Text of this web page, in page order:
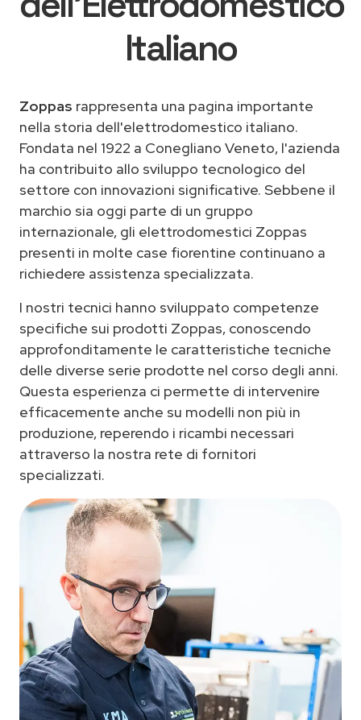
Italiano
Zoppas rappresenta una pagina importante
nella storia dell'elettrodomestico italiano.
Fondata nel 1922 a Conegliano Veneto, l'azienda
ha contribuito allo sviluppo tecnologico del
settore con innovazioni significative. Sebbene il
marchio sia oggi parte di un gruppo
internazionale, gli elettrodomestici Zoppas
presenti in molte case fiorentine continuano a
richiedere assistenza specializzata.
I nostri tecnici hanno sviluppato competenze
specifiche sui prodotti Zoppas, conoscendo
approfonditamente le caratteristiche tecniche
delle diverse serie prodotte nel corso degli anni.
Questa esperienza ci permette di intervenire
efficacemente anche su modelli non più in
produzione, reperendo i ricambi necessari
attraverso la nostra rete di fornitori
specializzati.